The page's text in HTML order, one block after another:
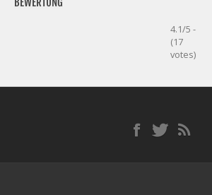
BEWERTUNG
4.1/5 -
(17
votes)